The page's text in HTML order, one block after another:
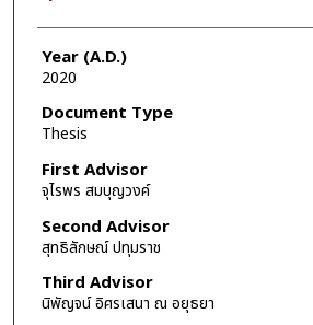
Year (A.D.)
2020
Document Type
Thesis
First Advisor
จุไรพร สมบุญวงค์
Second Advisor
สุทธิลักษณ์ ปทุมราช
Third Advisor
นิพัญจน์ อิศรเสนา ณ อยุธยา